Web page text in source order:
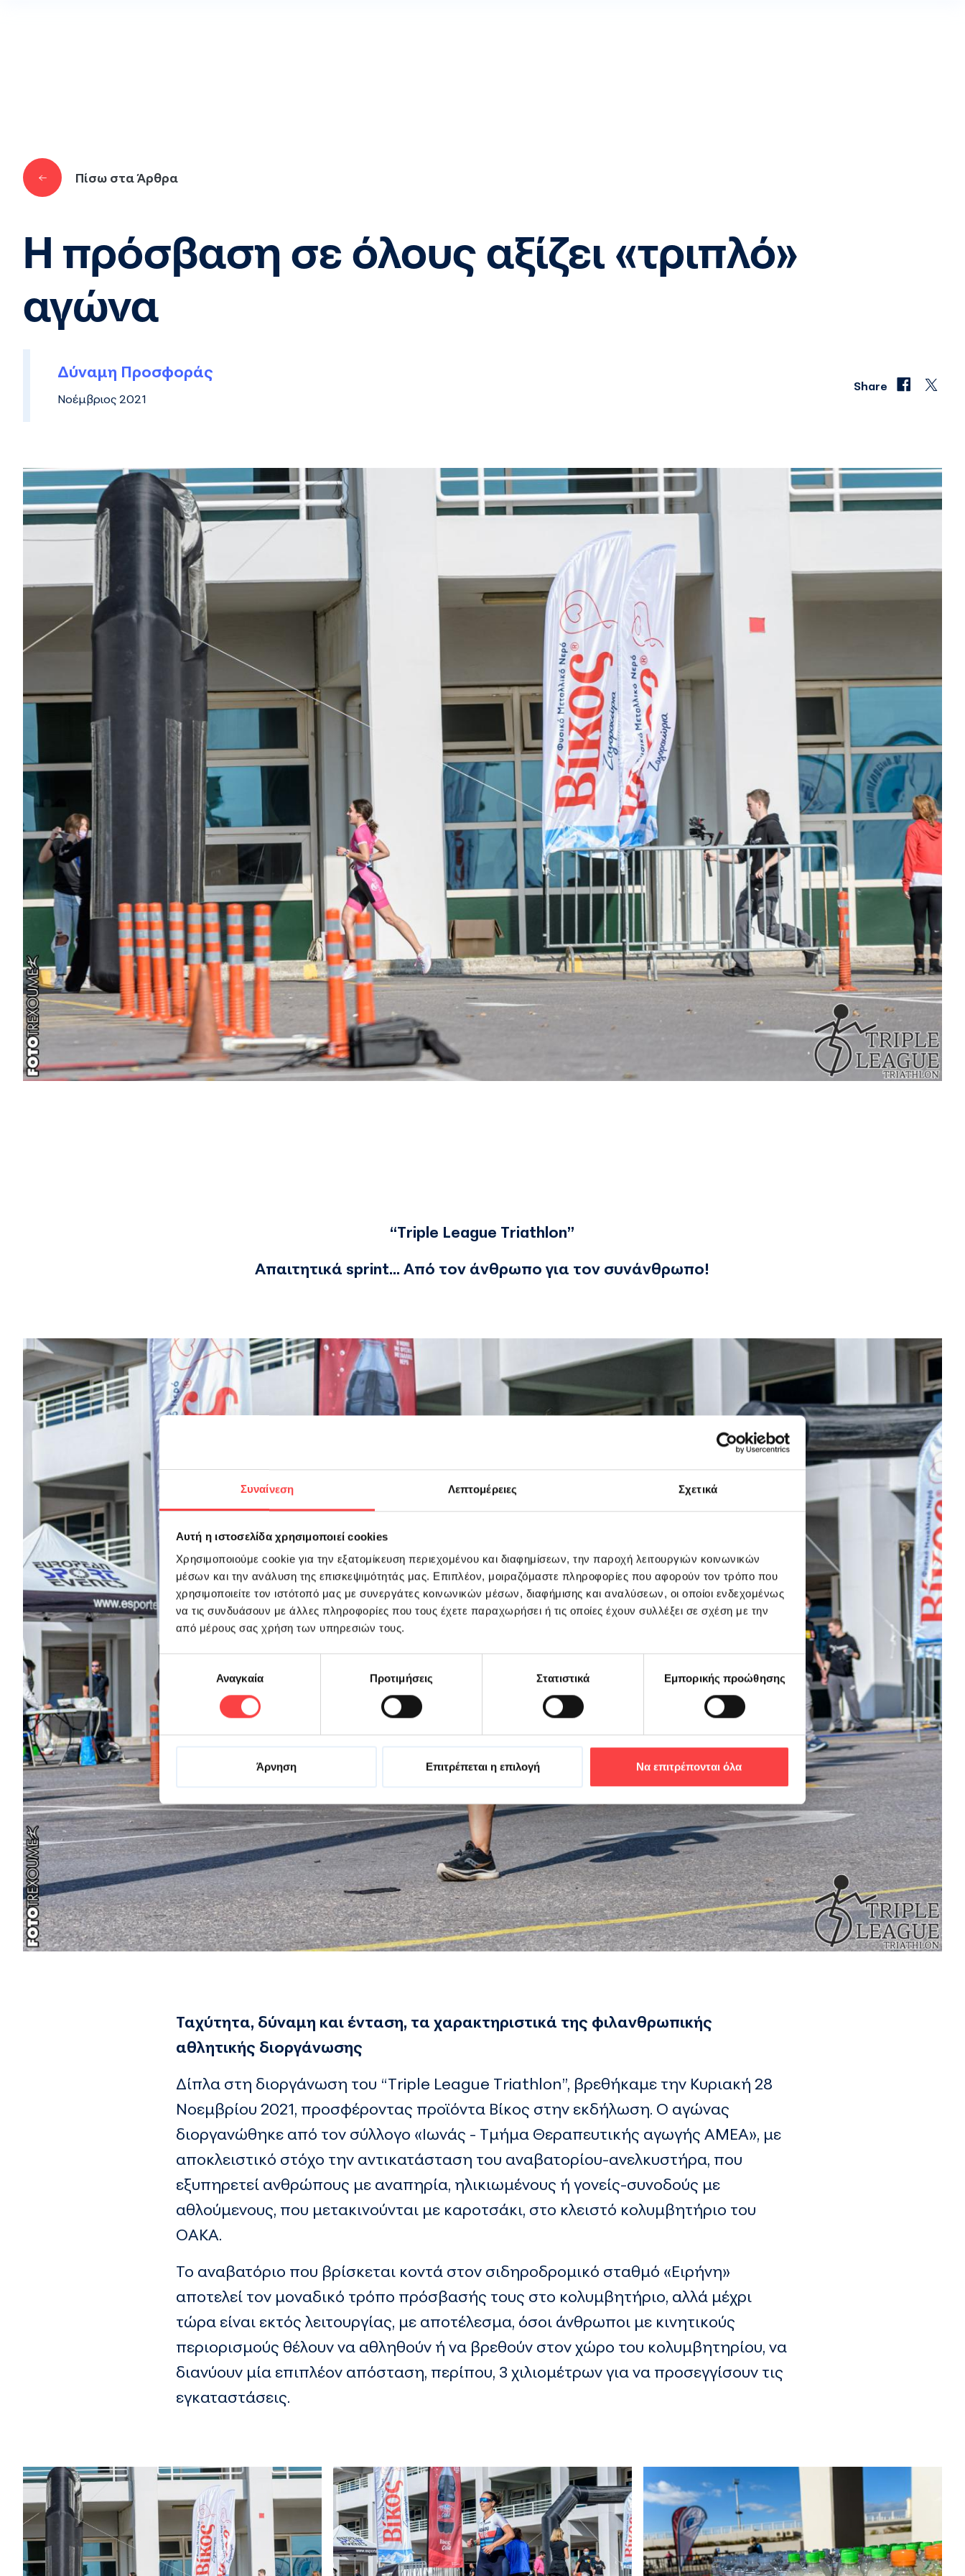
Συναίνεση Λεπτομέρειες Σχετικά
Αυτή η ιστοσελίδα χρησιμοποιεί cookies
Χρησιμοποιούμε cookie για την εξατομίκευση περιεχομένου και διαφημίσεων, την παροχή λειτουργιών κοινωνικών
μέσων και την ανάλυση της επισκεψιμότητάς μας. Επιπλέον, μοιραζόμαστε πληροφορίες που αφορούν τον τρόπο που
χρησιμοποιείτε τον ιστότοπό μας με συνεργάτες κοινωνικών μέσων, διαφήμισης και αναλύσεων, οι οποίοι ενδεχομένως
να τις συνδυάσουν με άλλες πληροφορίες που τους έχετε παραχωρήσει ή τις οποίες έχουν συλλέξει σε σχέση με την
από μέρους σας χρήση των υπηρεσιών τους.
συγκατάθεσηςΑναγκαία Προτιμήσεις Στατιστικά Εμπορικής προώθησης
Άρνηση Επιτρέπεται η επιλογή Να επιτρέπονται όλα
Πίσω στα Άρθρα
Η πρόσβαση σε όλους αξίζει «τριπλό»
αγώνα
Δύναμη Προσφοράς
Νοέμβριος 2021
Share
“Triple League Triathlon”
Απαιτητικά sprint... Από τον άνθρωπο για τον συνάνθρωπο!
Ταχύτητα, δύναμη και ένταση, τα χαρακτηριστικά της φιλανθρωπικής
αθλητικής διοργάνωσης
Δίπλα στη διοργάνωση του “Triple League Triathlon”, βρεθήκαμε την Κυριακή 28
Νοεμβρίου 2021, προσφέροντας προϊόντα Βίκος στην εκδήλωση. Ο αγώνας
διοργανώθηκε από τον σύλλογο «Ιωνάς - Τμήμα Θεραπευτικής αγωγής ΑΜΕΑ», με
αποκλειστικό στόχο την αντικατάσταση του αναβατορίου-ανελκυστήρα, που
εξυπηρετεί ανθρώπους με αναπηρία, ηλικιωμένους ή γονείς-συνοδούς με
αθλούμενους, που μετακινούνται με καροτσάκι, στο κλειστό κολυμβητήριο του
ΟΑΚΑ.
Το αναβατόριο που βρίσκεται κοντά στον σιδηροδρομικό σταθμό «Ειρήνη»
αποτελεί τον μοναδικό τρόπο πρόσβασής τους στο κολυμβητήριο, αλλά μέχρι
τώρα είναι εκτός λειτουργίας, με αποτέλεσμα, όσοι άνθρωποι με κινητικούς
περιορισμούς θέλουν να αθληθούν ή να βρεθούν στον χώρο του κολυμβητηρίου, να
διανύουν μία επιπλέον απόσταση, περίπου, 3 χιλιομέτρων για να προσεγγίσουν τις
εγκαταστάσεις.